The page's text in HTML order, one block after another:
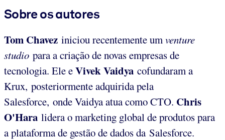
Sobre os autores
Tom Chavez iniciou recentemente umventure
studio para a criação de novas empresas de
tecnologia. Ele eVivekVaidya cofundaram a
Krux, posteriormente adquirida pela
Salesforce, onde Vaidya atua como CTO. Chris
O'Hara lidera o marketing global de produtos para
a plataforma de gestão de dados da Salesforce.